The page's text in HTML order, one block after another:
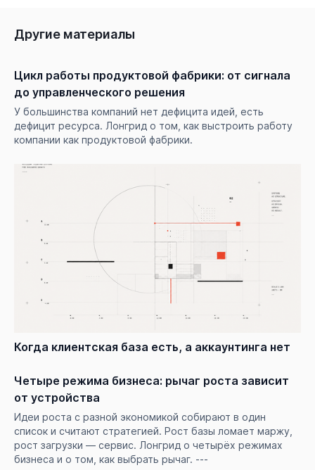
Другие материалы
Цикл работы продуктовой фабрики: от сигнала
до управленческого решения
У большинства компаний нет дефицита идей, есть
дефицит ресурса. Лонгрид о том, как выстроить работу
компании как продуктовой фабрики.
Когда клиентская база есть, а аккаунтинга нет
Четыре режима бизнеса: рычаг роста зависит
от устройства
Идеи роста с разной экономикой собирают в один
список и считают стратегией. Рост базы ломает маржу,
рост загрузки — сервис. Лонгрид о четырёх режимах
бизнеса и о том, как выбрать рычаг. ---